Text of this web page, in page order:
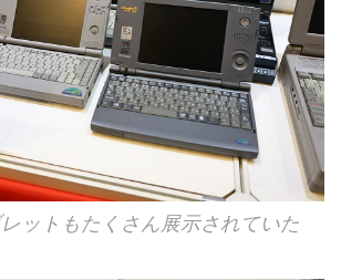
ットもたくさん展示されていた